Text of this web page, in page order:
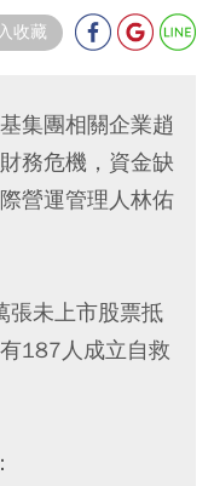
收藏
集團相關企業趙
務危機，資金缺
營運管理人林佑
張未上市股票抵
187人成立自救